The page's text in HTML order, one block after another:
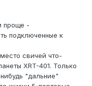
проще -
подключенные к
свичей что-
XRT-401. Только
"дальние"